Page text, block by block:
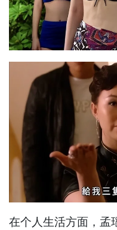
在个人生活方面，